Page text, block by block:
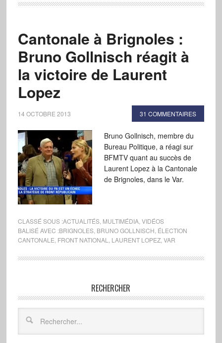
Cantonale à Brignoles :
Bruno Gollnisch réagit à
la victoire de Laurent
Lopez
14 OCTOBRE 2013 31 COMMENTAIRES
Bruno Gollnisch, membre du
Bureau Politique, a réagi sur
BFMTV quant au succès de
Laurent Lopez à la Cantonale
de Brignoles, dans le Var.
CLASSÉ SOUS :ACTUALITÉS, MULTIMÉDIA, VIDÉOS
BALISÉ AVEC :BRIGNOLES, BRUNO GOLLNISCH ÉLECTION
CANTONALE FRONT NATIONAL LAURENT LOPEZ, VAR
RECHERCHER